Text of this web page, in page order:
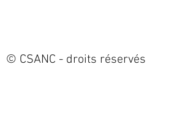
© CSANC - droits réservés